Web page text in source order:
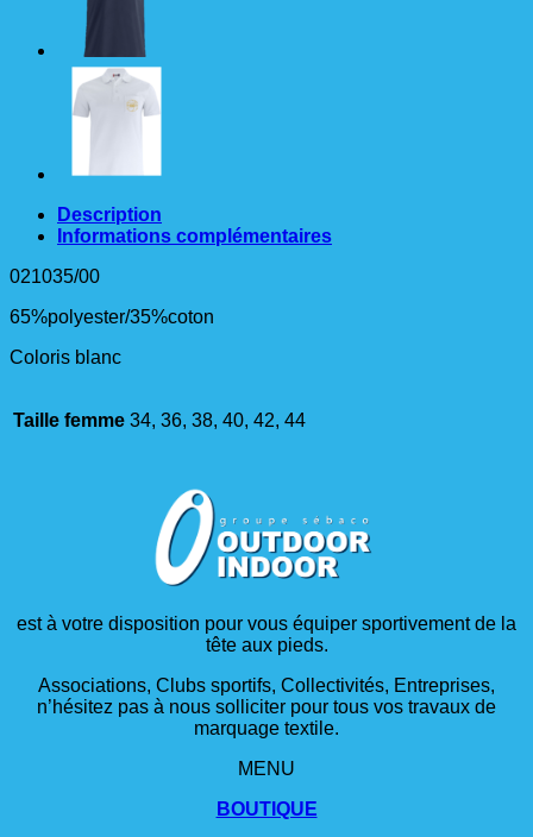
Femme
Description
Informations complémentaires
021035/00
65%polyester/35%coton
Coloris blanc
Taille femme 34, 36, 38, 40, 42, 44
est à votre disposition pour vous équiper sportivement de la
tête aux pieds.
Associations, Clubs sportifs, Collectivités, Entreprises,
n’hésitez pas à nous solliciter pour tous vos travaux de
marquage textile.
MENU
BOUTIQUE